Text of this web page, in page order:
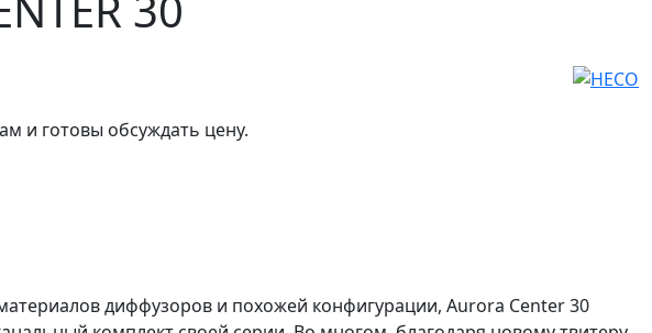
и готовы обсуждать цену.
диффузоров и похожей конфигурации, Aurora Center 30